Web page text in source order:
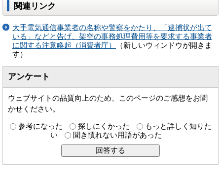
関連リンク
大手電気通信事業者の名称や警察をかたり、「逮捕状が出て
いる」などと告げ、架空の事務処理費用等を要求する事業者
に関する注意喚起（消費者庁）
（新しいウィンドウが開きま
す）
アンケート
ウェブサイトの品質向上のため、このページのご感想をお聞
かせください。
参考になった 探しにくかった
もっと詳しく知りた
い
聞き慣れない用語があった